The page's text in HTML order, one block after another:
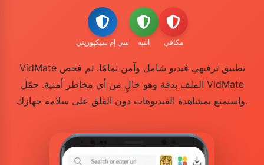
سي إم سيكيوريتي انتبه مكافي
VidMate تطبيق ترفيهي فيديو شامل وآمن تمامًا. تم فحص
الملف بدقة وهو خالٍ من أي مخاطر أمنية. حمّل VidMate
واستمتع بمشاهدة الفيديوهات دون القلق على سلامة جهازك.